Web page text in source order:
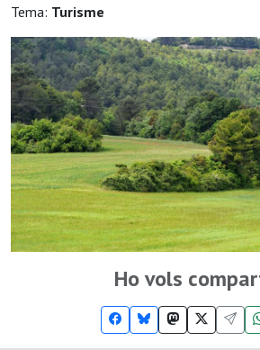
Tema: Turisme
Ho vols